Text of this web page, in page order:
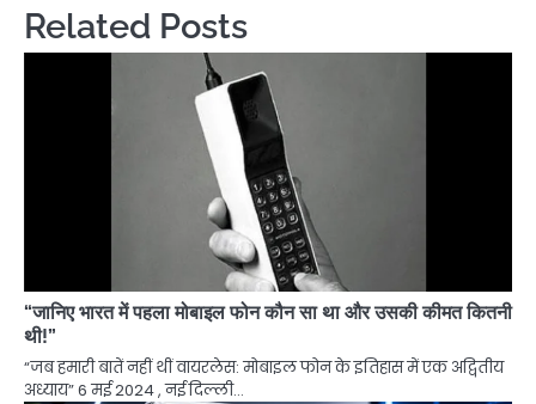
Related Posts
“जानिए भारत में पहला मोबाइल फोन कौन सा था और उसकी कीमत कितनी
थी!”
“जब हमारी बातें नहीं थीं वायरलेस: मोबाइल फोन के इतिहास में एक अद्वितीय
अध्याय” 6 मई 2024 , नई दिल्ली…